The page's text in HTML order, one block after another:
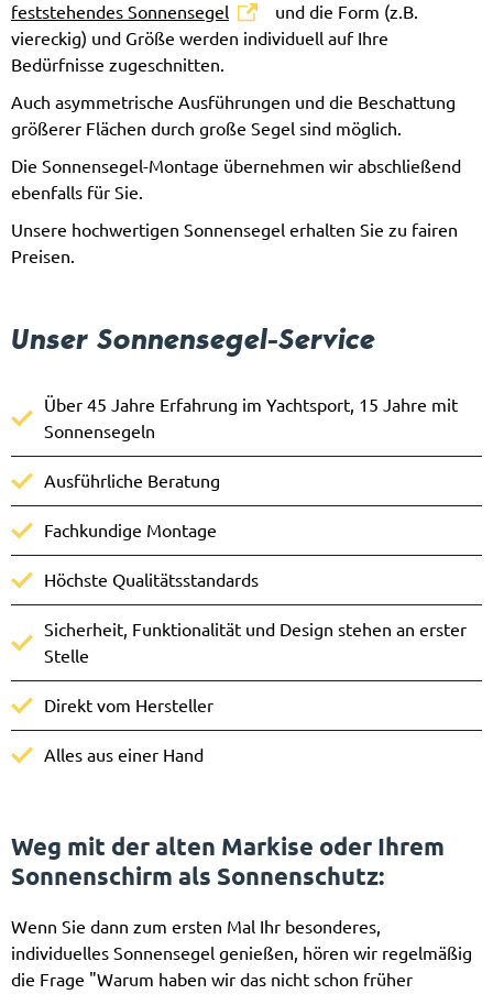
feststehendes Sonnensegel
und die Form (z.B.
viereckig) und Größe werden individuell auf Ihre
Bedürfnisse zugeschnitten.
Auch asymmetrische Ausführungen und die Beschattung
größerer Flächen durch große Segel sind möglich.
Die Sonnensegel-Montage übernehmen wir abschließend
ebenfalls für Sie.
Unsere hochwertigen Sonnensegel erhalten Sie zu fairen
Preisen.
Unser Sonnensegel-Service
Über 45 Jahre Erfahrung im Yachtsport, 15 Jahre mit
Sonnensegeln
Ausführliche Beratung
Fachkundige Montage
Höchste Qualitätsstandards
Sicherheit, Funktionalität und Design stehen an erster
Stelle
Direkt vom Hersteller
Alles aus einer Hand
Weg mit der alten Markise oder Ihrem
Sonnenschirm als Sonnenschutz:
Wenn Sie dann zum ersten Mal Ihr besonderes,
individuelles Sonnensegel genießen, hören wir regelmäßig
die Frage "Warum haben wir das nicht schon früher